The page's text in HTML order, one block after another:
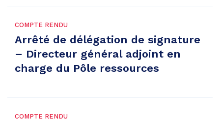
COMPTE RENDU
Arrêté de délégation de signature
– Directeur général adjoint en
charge du Pôle ressources
COMPTE RENDU